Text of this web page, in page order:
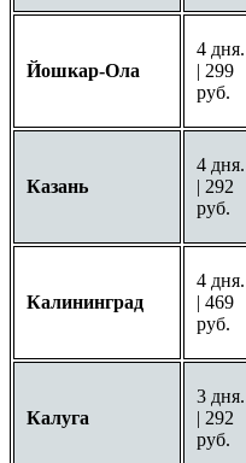
Йошкар-Ола
4 дня.
| 299
руб.
Казань
4 дня.
| 292
руб.
Калининград
4 дня.
| 469
руб.
Калуга
3 дня.
| 292
руб.